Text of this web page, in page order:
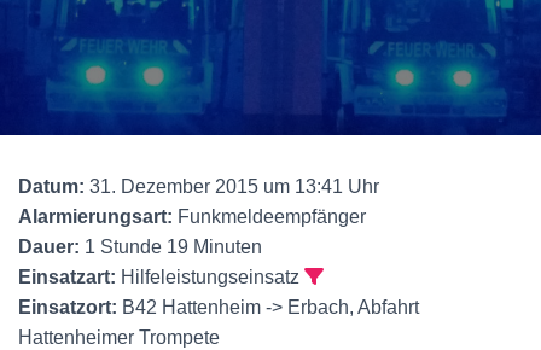
Datum: 31. Dezember 2015 um 13:41 Uhr
Alarmierungsart: Funkmeldeempfänger
Dauer: 1 Stunde 19 Minuten
Einsatzart: Hilfeleistungseinsatz
Einsatzort: B42 Hattenheim -> Erbach, Abfahrt
Hattenheimer Trompete